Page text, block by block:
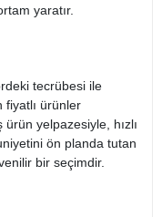
yaratır.
tecrübesi ile
fiyatlı ürünler
yelpazesiyle, hızlı
ön planda tutan
bir seçimdir.